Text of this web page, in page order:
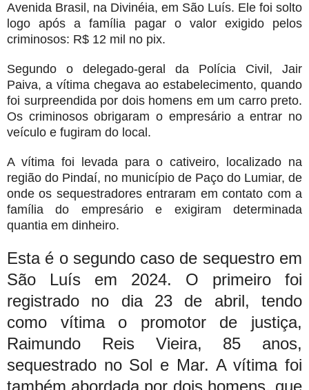
Avenida Brasil, na Divinéia, em São Luís. Ele foi solto
logo após a família pagar o valor exigido pelos
criminosos: R$ 12 mil no pix.
Segundo o delegado-geral da Polícia Civil, Jair
Paiva, a vítima chegava ao estabelecimento, quando
foi surpreendida por dois homens em um carro preto.
Os criminosos obrigaram o empresário a entrar no
veículo e fugiram do local.
A vítima foi levada para o cativeiro, localizado na
região do Pindaí, no município de Paço do Lumiar, de
onde os sequestradores entraram em contato com a
família do empresário e exigiram determinada
quantia em dinheiro.
Esta é o segundo caso de sequestro em
São Luís em 2024. O primeiro foi
registrado no dia 23 de abril, tendo
como vítima o
promotor de justiça,
Raimundo Reis Vieira, 85 anos,
sequestrado no Sol e Mar. A vítima foi